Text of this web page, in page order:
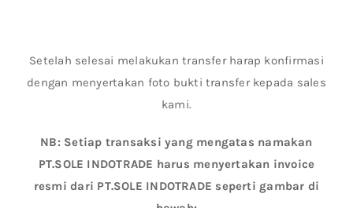
Setelah selesai melakukan transfer harap konfirmasi
dengan menyertakan foto bukti transfer kepada sales
kami.
NB: Setiap transaksi yang mengatas namakan
PT.SOLE INDOTRADE harus menyertakan invoice
resmi dari PT.SOLE INDOTRADE seperti gambar di